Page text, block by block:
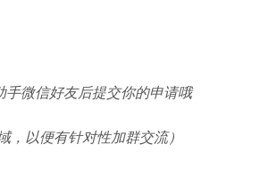
微信好友后提交你的申请哦
，以便有针对性加群交流）